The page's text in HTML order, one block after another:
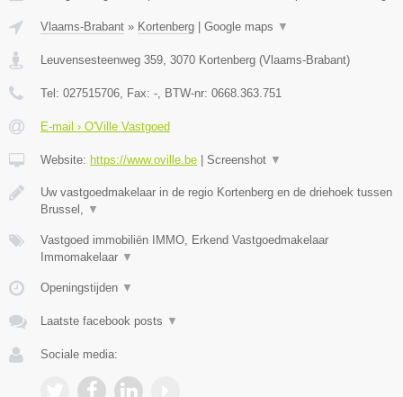
Vlaams-Brabant » Kortenberg Google maps ▼
Leuvensesteenweg 359, 3070 Kortenberg (Vlaams-Brabant)
Tel: 027515706, Fax: -, BTW-nr: 0668.363.751
E-mail › O'Ville Vastgoed
Website: https://www.oville.be Screenshot ▼
Uw vastgoedmakelaar in de regio Kortenberg en de driehoek tussen
Brussel, ▼
Vastgoed immobiliën IMMO, Erkend Vastgoedmakelaar
Immomakelaar ▼
Openingstijden ▼
Laatste facebook posts ▼
Sociale media: